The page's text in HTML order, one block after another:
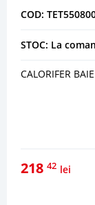
COD:
STOC: La
CALORIFER
218 42 lei